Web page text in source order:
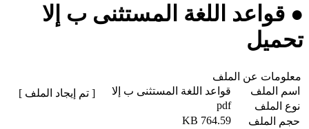
● قواعد اللغة المستثنى ب إلا
تحميل
معلومات عن الملف
اسم الملف
قواعد اللغة المستثنى ب إلا
نوع الملف
pdf
حجم الملف
764.59 KB
[ تم إيجاد الملف ]